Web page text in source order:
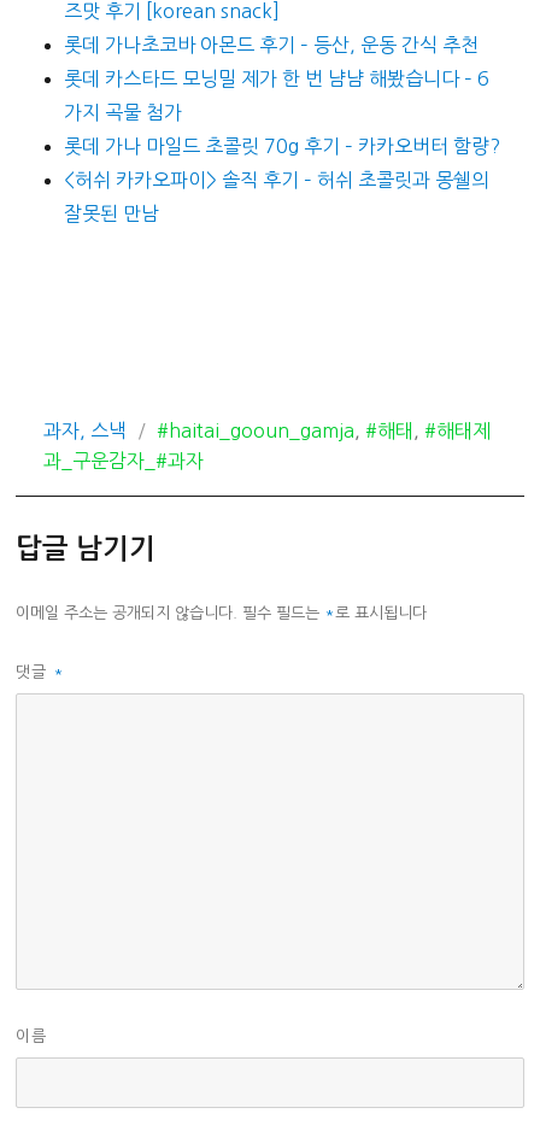
즈맛 후기 [korean snack]
롯데 가나초코바 아몬드 후기 – 등산, 운동 간식 추천
롯데 카스타드 모닝밀 제가 한 번 냠냠 해봤습니다 – 6
가지 곡물 첨가
롯데 가나 마일드 초콜릿 70g 후기 – 카카오버터 함량?
<허쉬 카카오파이> 솔직 후기 – 허쉬 초콜릿과 몽쉘의
잘못된 만남
카
테
과자, 스낵
태
그
#haitai_gooun_gamja, #해태 , #해태제
과_구운감자_#과자
답글 남기기
이메일 주소는 공개되지 않습니다. 필수 필드는 *로 표시됩니다
댓글 *
이름